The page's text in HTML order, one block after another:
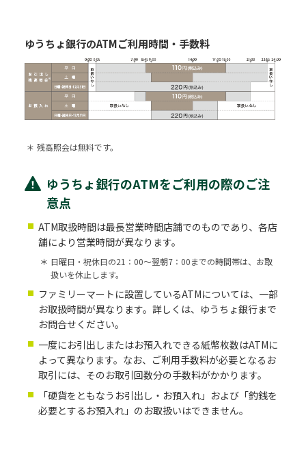
ゆうちょ銀行のATMご利用時間・手数料
＊ 残高照会は無料です。
ゆうちょ銀行のATMをご利用の際のご注
意点
ATM取扱時間は最長営業時間店舗でのものであり、各店
舗により営業時間が異なります。
＊ 日曜日・祝休日の21：00～翌朝7：00までの時間帯は、お取
扱いを休止します。
ファミリーマートに設置しているATMについては、一部
お取扱時間が異なります。詳しくは、ゆうちょ銀行まで
お問合せください。
一度にお引出しまたはお預入れできる紙幣枚数はATMに
よって異なります。なお、ご利用手数料が必要となるお
取引には、そのお取引回数分の手数料がかかります。
「硬貨をともなうお引出し・お預入れ」および「釣銭を
必要とするお預入れ」のお取扱いはできません。